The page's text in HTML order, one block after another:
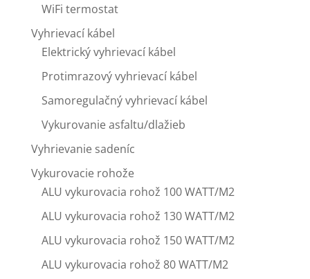
WiFi termostat
Vyhrievací kábel
Elektrický vyhrievací kábel
Protimrazový vyhrievací kábel
Samoregulačný vyhrievací kábel
Vykurovanie asfaltu/dlažieb
Vyhrievanie sadeníc
Vykurovacie rohože
ALU vykurovacia rohož 100 WATT/M2
ALU vykurovacia rohož 130 WATT/M2
ALU vykurovacia rohož 150 WATT/M2
ALU vykurovacia rohož 80 WATT/M2